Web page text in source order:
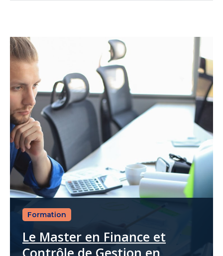
Formation
Le Master en Finance et
Contrôle de Gestion en